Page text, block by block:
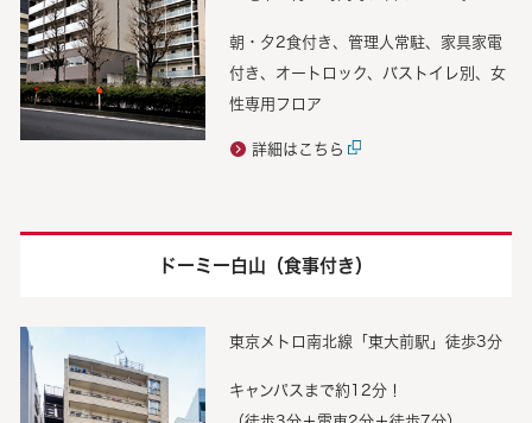
朝・夕2食付き、管理人常駐、家具家電
付き、オートロック、バストイレ別、女
性専用フロア
詳細はこちら
ドーミー白山（食事付き）
東京メトロ南北線「東大前駅」徒歩3分
キャンパスまで約12分！